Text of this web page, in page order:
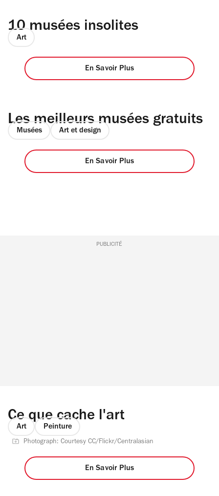
10 musées insolites
Art
En Savoir Plus
Les meilleurs musées gratuits
Musées Art et design
En Savoir Plus
PUBLICITÉ
Ce que cache l'art
Art Peinture
Photograph: Courtesy CC/Flickr/Centralasian
En Savoir Plus